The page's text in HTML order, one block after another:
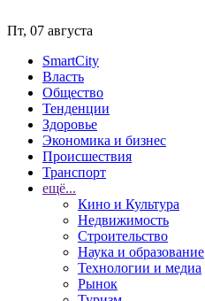
Пт, 07 августа
SmartCity
Власть
Общество
Тенденции
Здоровье
Экономика и бизнес
Происшествия
Транспорт
ещё...
Кино и Культура
Недвижимость
Строительство
Наука и образование
Технологии и медиа
Рынок